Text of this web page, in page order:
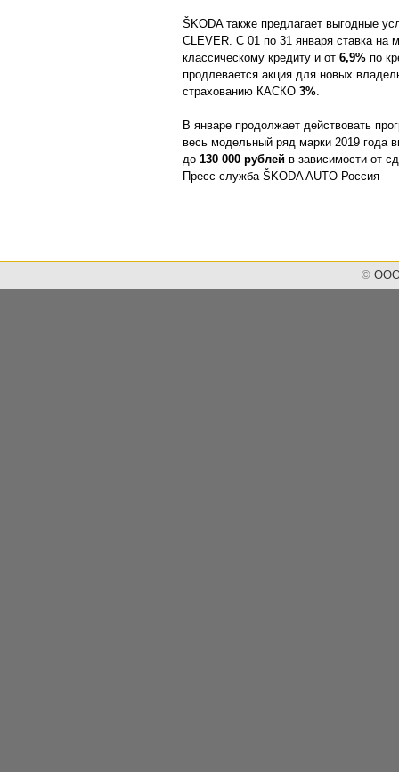
ŠKODA также предлагает выгодные
CLEVER. С 01 по 31 января ставка на
классическому кредиту и от 6,9% по
продлевается акция для новых
страхованию КАСКО 3%.
В январе продолжает действовать
весь модельный ряд марки 2019 года
до 130 000 рублей в зависимости от
Пресс-служба ŠKODA AUTO Россия
© ООО